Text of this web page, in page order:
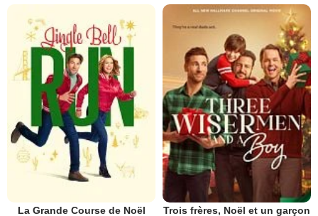
La Grande Course de Noël Trois frères, Noël et un garçon